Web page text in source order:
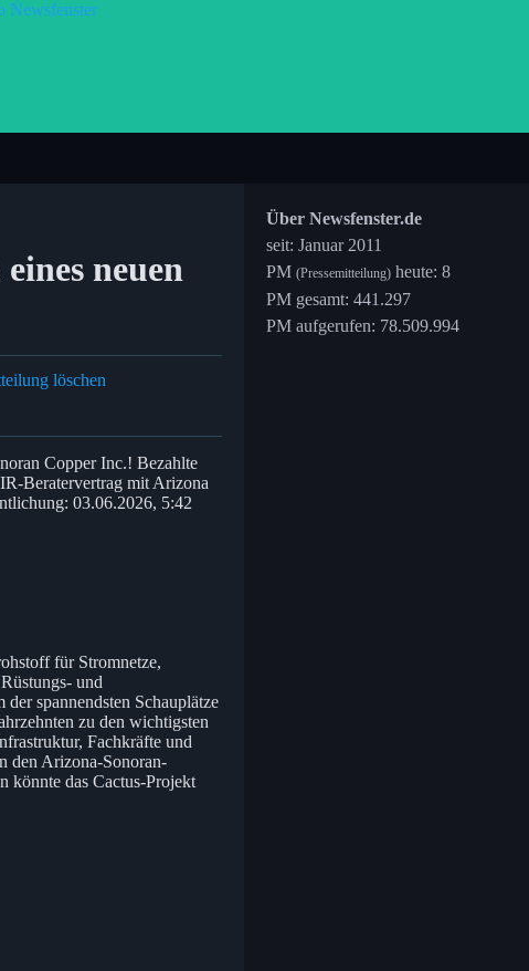
neuen
löschen
Copper Inc.! Bezahlte
Beratervertrag mit Arizona
03.06.2026, 5:42
für Stromnetze,
und
spannendsten Schauplätze
zu den wichtigsten
Fachkräfte und
den Arizona-Sonoran-
könnte das Cactus-Projekt
Über Newsfenster.de
seit: Januar 2011
PM (Pressemitteilung) heute: 8
PM gesamt: 441.297
PM aufgerufen: 78.509.994